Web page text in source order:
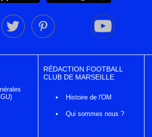
RÉDACTION FOOTBALL
CLUB DE MARSEILLE
Histoire de l'OM
Qui sommes nous ?